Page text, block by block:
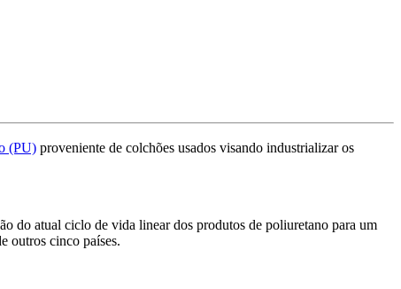
(PU) proveniente de colchões usados visando industrializar os
do atual ciclo de vida linear dos produtos de poliuretano para um
outros cinco países.